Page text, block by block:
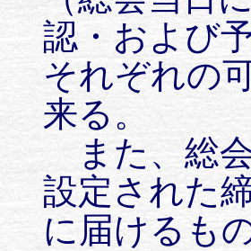
認・および
それぞれの
来る。
また、総
設定された
に届けるも